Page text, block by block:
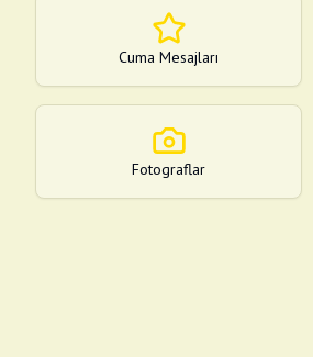
Cuma Mesajları
Fotograflar